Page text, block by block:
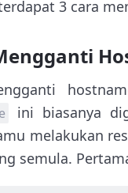
3 cara
ini biasanya
melakukan
semula.